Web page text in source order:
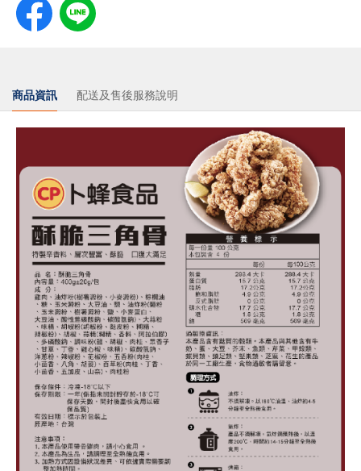
商品資訊 配送及售後服務說明